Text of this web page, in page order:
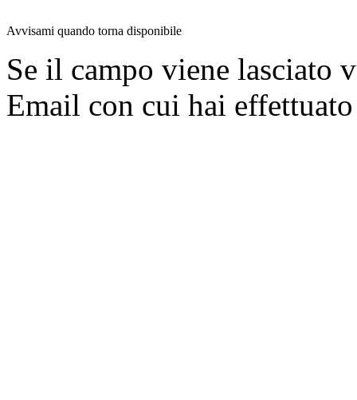
Avvisami quando torna disponibile
Se il campo viene lasciato
Email con cui hai